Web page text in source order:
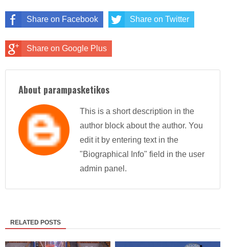
Share on Facebook Share on Twitter
Share on Google Plus
About parampasketikos
This is a short description in the
author block about the author. You
edit it by entering text in the
"Biographical Info" field in the user
admin panel.
RELATED POSTS